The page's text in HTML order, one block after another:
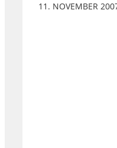
11. NOVEMBER